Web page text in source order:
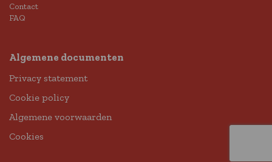
Contact
FAQ
Algemene documenten
Privacy statement
Cookie policy
Algemene voorwaarden
Cookies